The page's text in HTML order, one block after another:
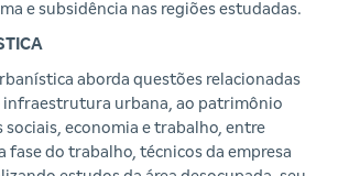
e subsidência nas regiões estudadas.
aborda questões relacionadas
infraestrutura urbana, ao patrimônio
economia e trabalho, entre
fase do trabalho, técnicos da empresa